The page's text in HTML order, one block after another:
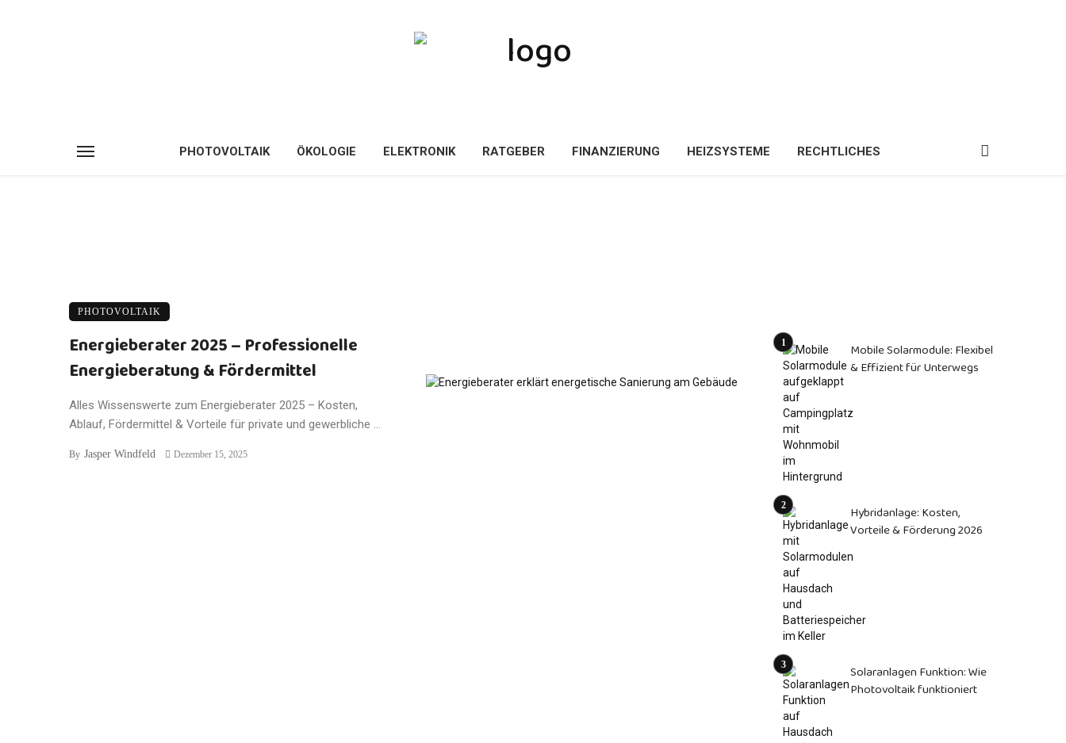
PHOTOVOLTAIK ÖKOLOGIE ELEKTRONIK RATGEBER FINANZIERUNG HEIZSYSTEME RECHTLICHES
PHOTOVOLTAIK
Energieberater 2025 – Professionelle
Energieberatung & Fördermittel
Alles Wissenswerte zum Energieberater 2025 – Kosten,
Ablauf, Fördermittel & Vorteile für private und gewerbliche ...
By Jasper Windfeld Dezember 15, 2025
Mobile Solarmodule: Flexibel
& Effizient für Unterwegs
Hybridanlage: Kosten,
Vorteile & Förderung 2026
Solaranlagen Funktion: Wie
Photovoltaik funktioniert